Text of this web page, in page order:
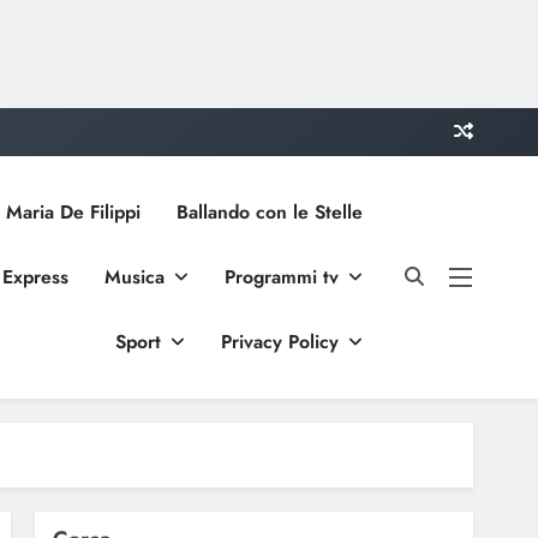
De Filippi Ballando con le Stelle
Musica Programmi tv
Sport Privacy Policy